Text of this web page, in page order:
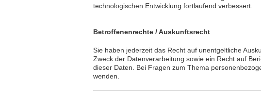
technologischen Entwicklung fortlaufend verbessert.
Betroffenenrechte / Auskunftsrecht
Sie haben jederzeit das Recht auf unentgeltliche
Zweck der Datenverarbeitung sowie ein Recht auf
dieser Daten. Bei Fragen zum Thema
wenden.